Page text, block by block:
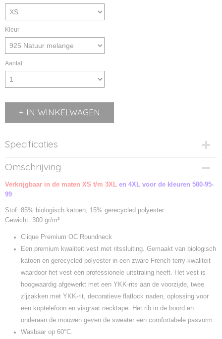
Kleur
Aantal
IN WINKELWAGEN
Specificaties
Productcode
021006-925
Productcode leverancier
021006
Omschrijving
Verkrijgbaar in de maten XS t/m 3XL en 4XL voor de kleuren 580-95-
99
Stof: 85% biologisch katoen, 15% gerecycled polyester.
Gewicht: 300 gr/m²
Clique Premium OC Roundneck
Een premium kwaliteit vest met ritssluiting. Gemaakt van biologisch
katoen en gerecycled polyester in een zware French terry-kwaliteit
waardoor het vest een professionele uitstraling heeft. Het vest is
hoogwaardig afgewerkt met een YKK-rits aan de voorzijde, twee
zijzakken met YKK-rit, decoratieve flatlock naden, oplossing voor
een koptelefoon en visgraat necktape. Het rib in de boord en
onderaan de mouwen geven de sweater een comfortabele pasvorm.
Wasbaar op 60°C.